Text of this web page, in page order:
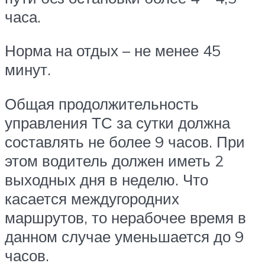
часа.
Норма на отдых – не менее 45
минут.
Общая продолжительность
управления ТС за сутки должна
составлять не более 9 часов. При
этом водитель должен иметь 2
выходных дня в неделю. Что
касается междугородних
маршрутов, то нерабочее время в
данном случае уменьшается до 9
часов.